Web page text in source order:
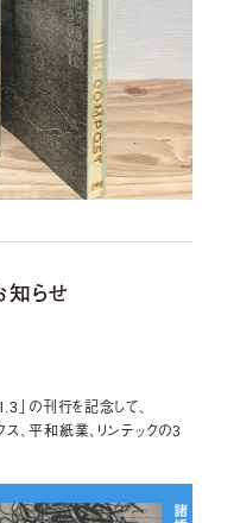
知らせ
の刊行を記念して、
ス、平和紙業、リンテックの3